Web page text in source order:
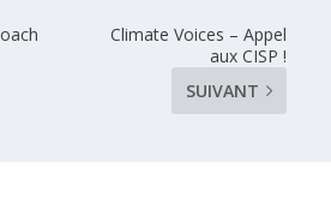
Climate Voices – Appel
aux CISP !
SUIVANT